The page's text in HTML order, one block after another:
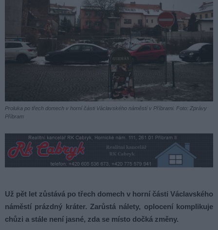
Proluka po třech domech v horní části Václavského náměstí v Příbrami. Foto: Zprávy
Příbram
Už pět let zůstává po třech domech v horní části Václavského
náměstí prázdný kráter. Zarůstá nálety, oplocení komplikuje
chůzi a stále není jasné, zda se místo dočká změny.